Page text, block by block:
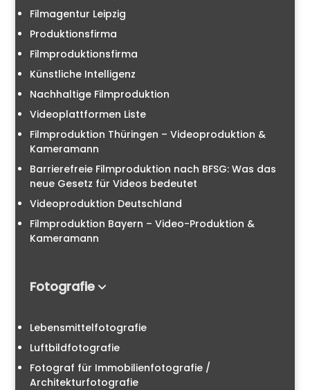
Filmagentur Leipzig
Produktionsfirma
Filmproduktionsfirma
Künstliche Intelligenz
Nachhaltige Filmproduktion
Videoplattformen Liste
Filmproduktion Thüringen – Videoproduktion &
Kameramann
Barrierefreie Filmproduktion nach BFSG: Was das
neue Gesetz für Videos bedeutet
Videoproduktion Deutschland
Filmproduktion Bayern – Video-Produktion &
Kameramann
Fotografie
Lebensmittelfotografie
Luftbildfotografie
Fotograf für Immobilienfotografie /
Architekturfotografie